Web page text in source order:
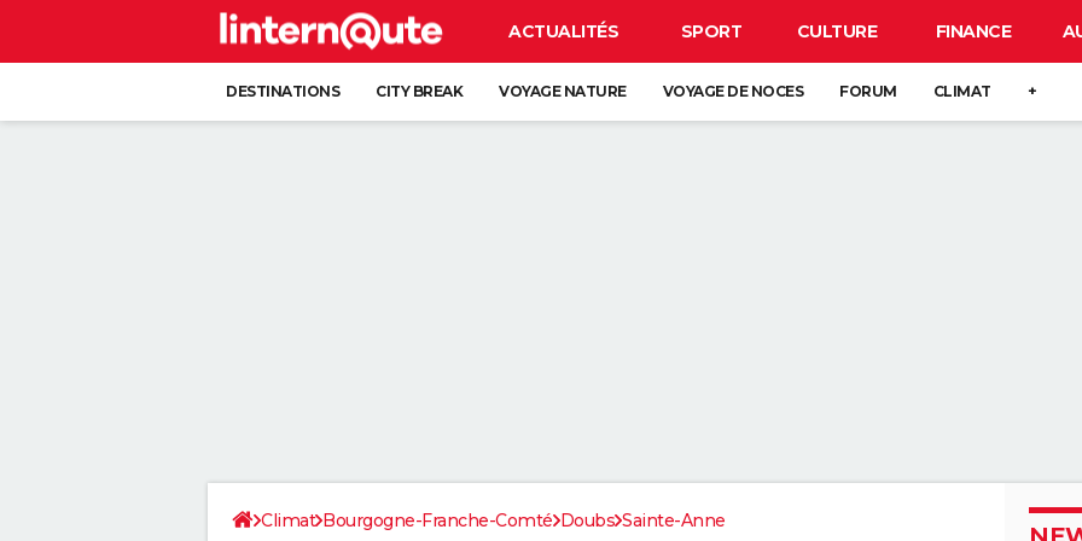
ACTUALITÉS SPORT CULTURE FINANCE
DESTINATIONS CITY BREAK VOYAGE NATURE VOYAGE DE NOCES FORUM CLIMAT +
Climat Bourgogne-Franche-Comté Doubs Sainte-Anne